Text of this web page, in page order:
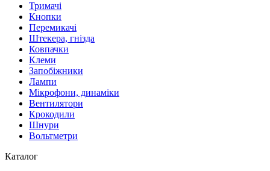
Тримачі
Кнопки
Перемикачі
Штекера, гнізда
Ковпачки
Клеми
Запобіжники
Лампи
Мікрофони, динаміки
Вентилятори
Крокодили
Шнури
Вольтметри
Каталог